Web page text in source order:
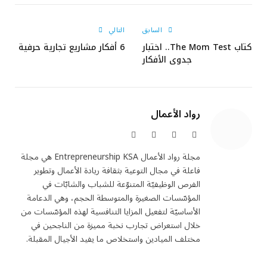
السابق
كتاب The Mom Test.. اختبار
جدوى الأفكار
التالي
6 أفكار مشاريع تجارية حرفية
رواد الأعمال
فيسبوك الانستغرام
مجلة رواد الأعمال Entrepreneurship KSA هي مجلة
فاعلة في مجال التوعية بثقافة ريادة الأعمال وتطوير
الفرص الوظيفيّة المتنوّعة للشباب والشابّات في
المؤسّسات الصغيرة والمتوسطة الحجم، وهي الدعامة
الأساسيّة لتفعيل المزايا التنافسية لهذه المؤسّسات من
خلال استعراض تجارب نخبة مميزة من الناجحين في
مختلف الميادين واستخلاص ما يفيد الأجيال المقبلة.